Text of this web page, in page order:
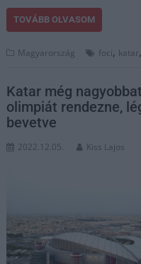
TOVÁBB OLVASOM
Magyarország foci, katar,
Katar még
olimpiát rendezne,
bevetve
2022.12.05. Kiss Lajos